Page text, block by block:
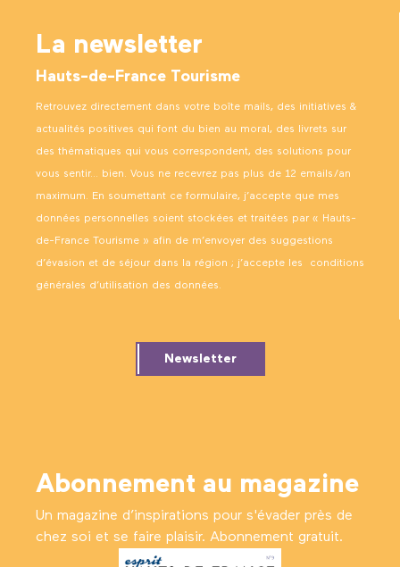
Les Boves, une balade sous les pavés d'Arras
Les Jardins de Séricourt
Parc des Cytises
Potager Conservatoire
La Citadelle Vauban
Château de Montéchor
La newsletter
Hauts-de-France Tourisme
Retrouvez directement dans votre boîte mails, des initiatives &
actualités positives qui font du bien au moral, des livrets sur
des thématiques qui vous correspondent, des solutions pour
vous sentir… bien. Vous ne recevrez pas plus de 12 emails/an
maximum. En soumettant ce formulaire, j’accepte que mes
données personnelles soient stockées et traitées par « Hauts-
de-France Tourisme » afin de m’envoyer des suggestions
d’évasion et de séjour dans la région ; j’accepte les conditions
générales d’utilisation des données.
Newsletter
Abonnement au magazine
Un magazine d’inspirations pour s'évader près de
chez soi et se faire plaisir. Abonnement gratuit.